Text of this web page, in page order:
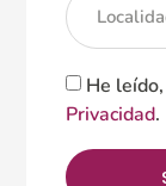
He
Privacidad.